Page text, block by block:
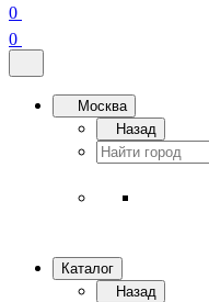
0
0
Москва
Назад
Каталог
Назад